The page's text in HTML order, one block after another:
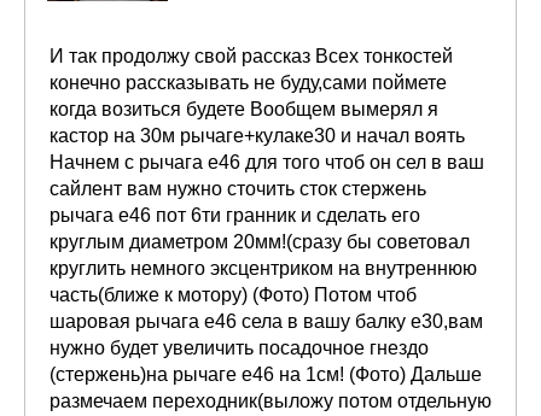
И так продолжу свой рассказ Всех тонкостей
конечно рассказывать не буду,сами поймете
когда возиться будете Вообщем вымерял я
кастор на 30м рычаге+кулаке30 и начал воять
Начнем с рычага е46 для того чтоб он сел в ваш
сайлент вам нужно сточить сток стержень
рычага е46 пот 6ти гранник и сделать его
круглым диаметром 20мм!(сразу бы советовал
круглить немного эксцентриком на внутреннюю
часть(ближе к мотору) (Фото) Потом чтоб
шаровая рычага е46 села в вашу балку е30,вам
нужно будет увеличить посадочное гнездо
(стержень)на рычаге е46 на 1см! (Фото) Дальше
размечаем переходник(выложу потом отдельную